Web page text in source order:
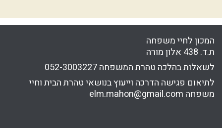
המכון לחיי משפחה
ת.ד. 438 אלון מורה
לשאלות בהלכה טהרת המשפחה052-3003227
לתיאום פגישה הדרכה וייעוץ בנושאי טהרת הבית וחיי
משפחה elm.mahon@gmail.com